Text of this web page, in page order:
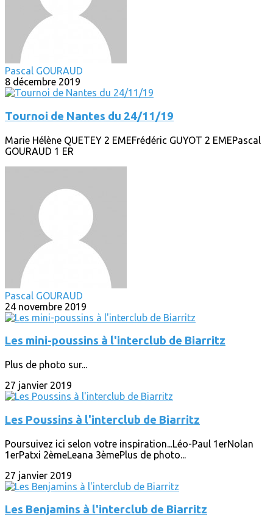
Pascal GOURAUD
8 décembre 2019
Tournoi de Nantes du 24/11/19
Marie Hélène QUETEY 2 EMEFrédéric GUYOT 2 EMEPascal
GOURAUD 1 ER
Pascal GOURAUD
24 novembre 2019
Les mini-poussins à l'interclub de Biarritz
Plus de photo sur...
27 janvier 2019
Les Poussins à l'interclub de Biarritz
Poursuivez ici selon votre inspiration...Léo-Paul 1erNolan
1erPatxi 2èmeLeana 3èmePlus de photo...
27 janvier 2019
Les Benjamins à l'interclub de Biarritz